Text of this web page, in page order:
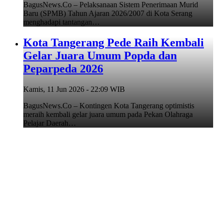
BagusNews.Co – Pelaksanaan Sistem Penerimaan Murid
Baru (SPMB) Tahun Ajaran 2026/2007 di Kota Serang
menghadapi tantangan…
Kota Tangerang Pede Raih Kembali
Gelar Juara Umum Popda dan
Peparpeda 2026
Kamis, 11 Jun 2026 - 22:09 WIB
BagusNews.Co – Kontingen Kota Tangerang optimistis
meraih kembali gelar juara umum pada Pekan Olahraga
Pelajar Daerah…